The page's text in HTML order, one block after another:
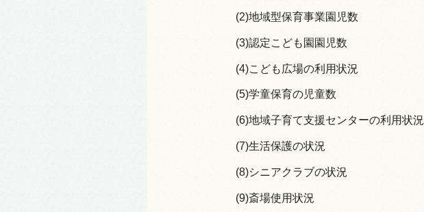
(2)地域型保育事業園児数
(3)認定こども園園児数
(4)こども広場の利用状況
(5)学童保育の児童数
(6)地域子育て支援センターの利用状況
(7)生活保護の状況
(8)シニアクラブの状況
(9)斎場使用状況